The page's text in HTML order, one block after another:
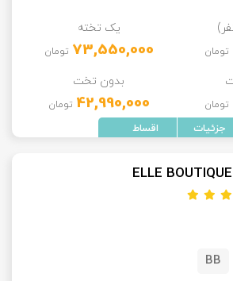
تومان
یک تخته
73,550,000 تومان
تومان
بدون تخت
42,990,000 تومان
ELLE BOUTIQUE
BB